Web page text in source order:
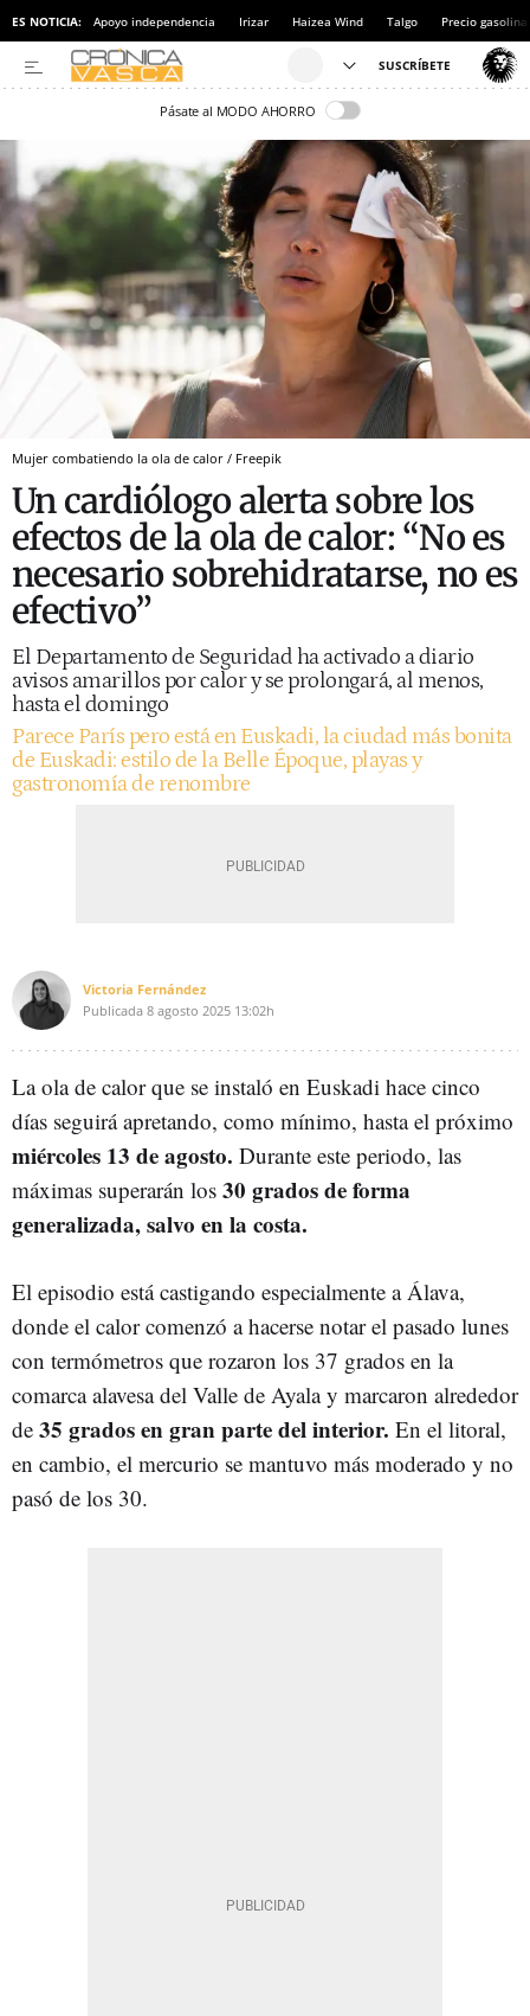
ES NOTICIA: Apoyo independencia Irizar Haizea Wind Talgo Precio gasolina
Pásate al MODO AHORRO
Mujer combatiendo la ola de calor / Freepik
Un cardiólogo alerta sobre los
efectos de la ola de calor: “No es
necesario sobrehidratarse, no es
efectivo”
El Departamento de Seguridad ha activado a diario
avisos amarillos por calor y se prolongará, al menos,
hasta el domingo
Parece París pero está en Euskadi, la ciudad más bonita
de Euskadi: estilo de la Belle Époque, playas y
gastronomía de renombre
Victoria Fernández
Publicada 8 agosto 2025 13:02h
La ola de calor que se instaló en Euskadi hace cinco
días seguirá apretando, como mínimo, hasta el próximo
miércoles 13 de agosto. Durante este periodo, las
máximas superarán los 30 grados de forma
generalizada, salvo en la costa.
El episodio está castigando especialmente a Álava,
donde el calor comenzó a hacerse notar el pasado lunes
con termómetros que rozaron los 37 grados en la
comarca alavesa del Valle de Ayala y marcaron alrededor
de 35 grados en gran parte del interior. En el litoral,
en cambio, el mercurio se mantuvo más moderado y no
pasó de los 30.